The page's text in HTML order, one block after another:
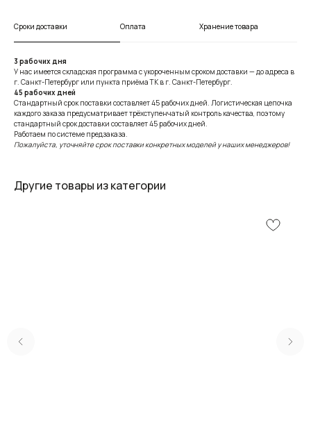
Сроки доставки Оплата Хранение товара
3 рабочих дня
У нас имеется складская программа с укороченным сроком доставки — до адреса в
г. Санкт-Петербург или пункта приёма ТК в г. Санкт-Петербург.
45 рабочих дней
Стандартный срок поставки составляет 45 рабочих дней. Логистическая цепочка
каждого заказа предусматривает трёхступенчатый контроль качества, поэтому
стандартный срок доставки составляет 45 рабочих дней.
Работаем по системе предзаказа.
Пожалуйста, уточняйте срок поставки конкретных моделей у наших менеджеров!
Другие товары из категории